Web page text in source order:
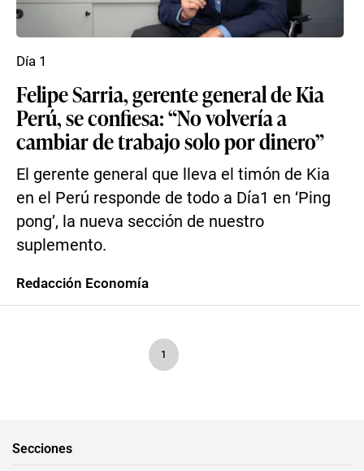
Felipe Sarria, gerente general de Kia
Perú, se confiesa: “No volvería a
cambiar de trabajo solo por dinero”
El gerente general que lleva el timón de Kia
en el Perú responde de todo a Día1 en ‘Ping
pong’, la nueva sección de nuestro
suplemento.
Día 1
Redacción Economía
1
Secciones